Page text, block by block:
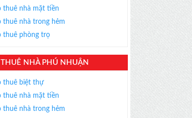
nhiệt tình,
ưng ý!
thuê nhà mặt tiền
thuê nhà trong hẻm
thuê phòng trọ
NHÀ PHÚ NHUẬN
thuê biệt thự
thuê nhà mặt tiền
thuê nhà trong hẻm